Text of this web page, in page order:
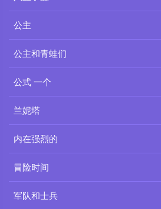
公主
公主和青蛙们
公式 一个
兰妮塔
内在强烈的
冒险时间
军队和士兵